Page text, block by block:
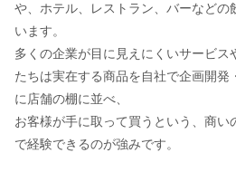
や、ホテル、レストラン、バーなどの
います。
多くの企業が目に見えにくいサービス
たちは実在する商品を自社で企画開発
に店舗の棚に並べ、
お客様が手に取って買うという、商い
で経験できるのが強みです。